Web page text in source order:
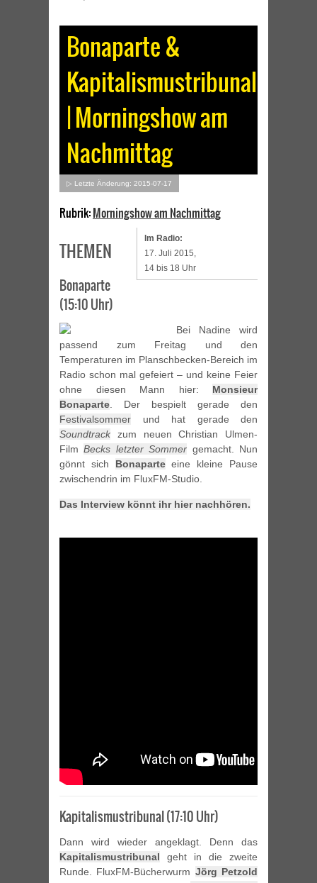
Bonaparte &
Kapitalismustribunal
| Morningshow am
Nachmittag
▷ Letzte Änderung: 2015-07-17
Rubrik:Morningshow am Nachmittag
Im Radio:
17. Juli 2015,
14 bis 18 Uhr
THEMEN
Bonaparte
(15:10 Uhr)
Bei Nadine wird
passend zum Freitag und den
Temperaturen im Planschbecken-Bereich im
Radio schon mal gefeiert – und keine Feier
ohne diesen Mann hier: Monsieur
Bonaparte. Der bespielt gerade den
Festivalsommer und hat gerade den
Soundtrackzum neuen Christian Ulmen-
FilmBecks letzter Sommer gemacht. Nun
gönnt sich Bonaparteeine kleine Pause
zwischendrin im FluxFM-Studio.
Das Interview könnt ihr hier nachhören.
Kapitalismustribunal (17:10 Uhr)
Dann wird wieder angeklagt. Denn das
Kapitalismustribunal geht in die zweite
Runde. FluxFM-Bücherwurm Jörg Petzold